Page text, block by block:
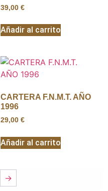
39,00 €
Añadir al carrito
CARTERA F.N.M.T. AÑO
1996
29,00 €
Añadir al carrito
→